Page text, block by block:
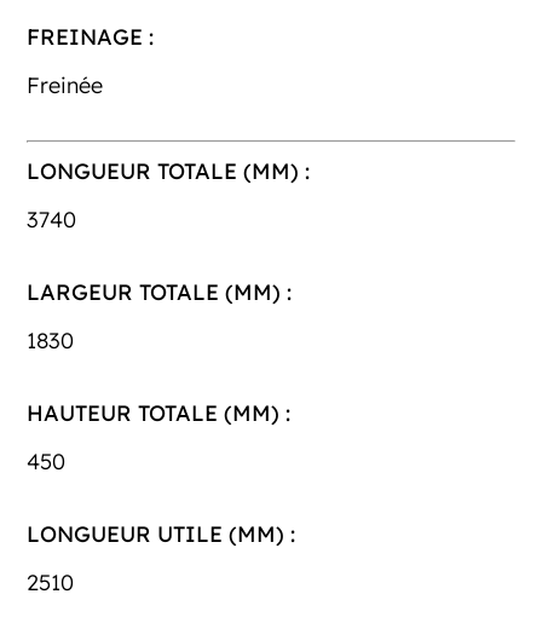
FREINAGE :
Freinée
LONGUEUR TOTALE (MM) :
3740
LARGEUR TOTALE (MM) :
1830
HAUTEUR TOTALE (MM) :
450
LONGUEUR UTILE (MM) :
2510